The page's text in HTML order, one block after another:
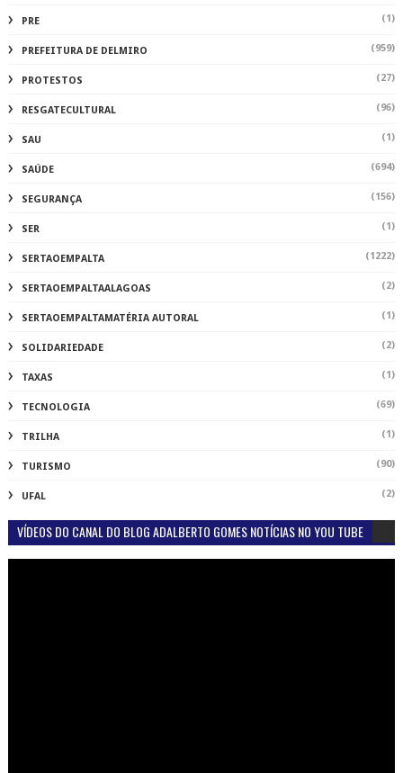
PRE (1)
PREFEITURA DE DELMIRO (959)
PROTESTOS (27)
RESGATECULTURAL (96)
SAU (1)
SAÚDE (694)
SEGURANÇA (156)
SER (1)
SERTAOEMPALTA (1222)
SERTAOEMPALTAALAGOAS (2)
SERTAOEMPALTAMATÉRIA AUTORAL (1)
SOLIDARIEDADE (2)
TAXAS (1)
TECNOLOGIA (69)
TRILHA (1)
TURISMO (90)
UFAL (2)
VÍDEOS DO CANAL DO BLOG ADALBERTO GOMES NOTÍCIAS NO YOU TUBE